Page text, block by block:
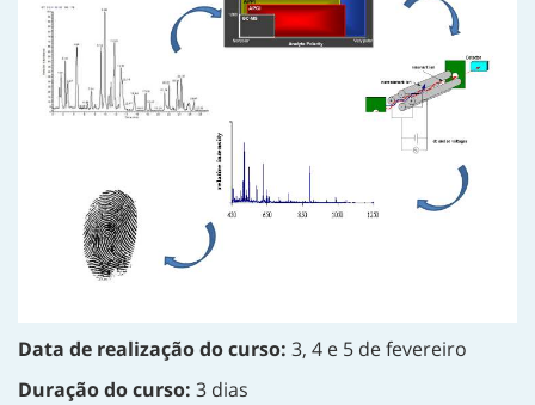
Data de realização do curso: 3, 4 e 5 de fevereiro
Duração do curso: 3 dias